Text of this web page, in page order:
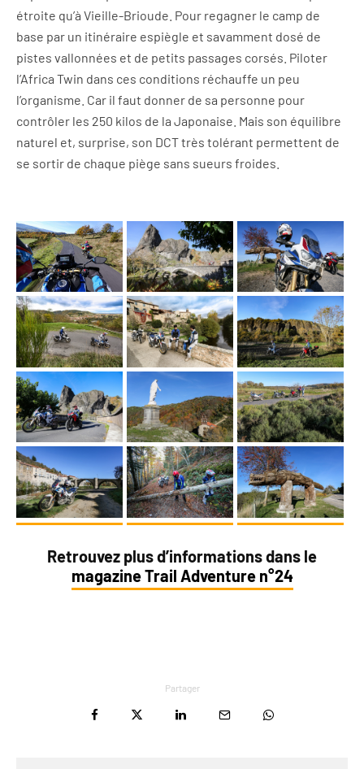
étroite qu’à Vieille-Brioude. Pour regagner le camp de
base par un itinéraire espiègle et savamment dosé de
pistes vallonnées et de petits passages corsés. Piloter
l’Africa Twin dans ces conditions réchauffe un peu
l’organisme. Car il faut donner de sa personne pour
contrôler les 250 kilos de la Japonaise. Mais son équilibre
naturel et, surprise, son DCT très tolérant permettent de
se sortir de chaque piège sans sueurs froides.
Retrouvez plus d’informations dans le
magazine Trail Adventure n°24
Partager